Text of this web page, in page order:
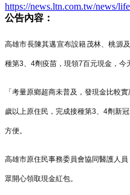
https://news.ltn.com.tw/news/
公告內容：
高雄市長陳其邁宣布設籍茂林、桃源
種第3、4劑疫苗，現領7百元現金，今
「考量原鄉超商未普及，發現金比較
歲以上原住民，完成接種第3、4劑新
方便。
高雄市原住民事務委員會協同醫護人
眾開心領取現金紅包。